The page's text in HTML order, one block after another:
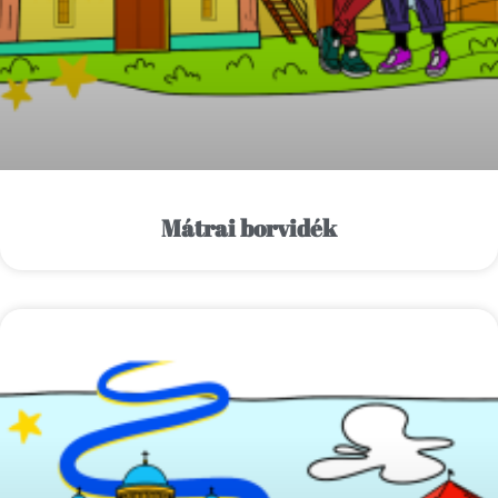
Mátrai borvidék